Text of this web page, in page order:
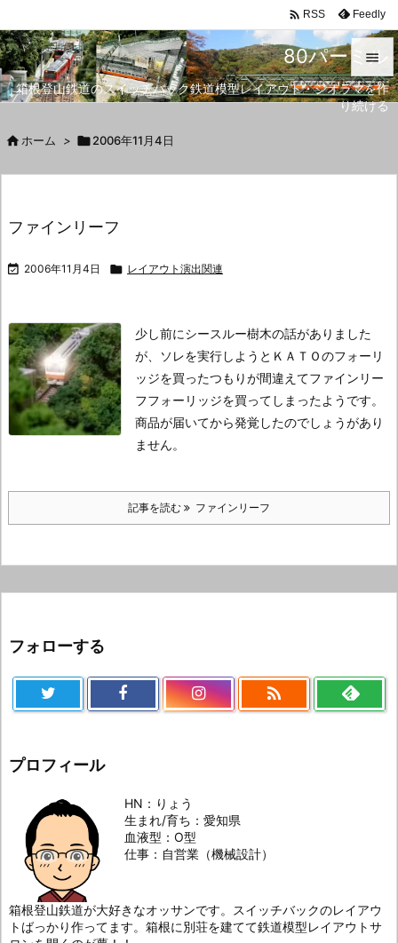
80パーミル
箱根登山鉄道のスイッチバック鉄道模型レイアウト・ジオラマを作
り続ける


メニュ
 RSS Feedly
 ホーム > 2006年11月4日
ファインリーフ
 2006年11月4日  レイアウト演出関連
少し前にシースルー樹木の話がありました
が、ソレを実行しようとＫＡＴＯのフォーリ
ッジを買ったつもりが間違えてファインリー
フフォーリッジを買ってしまったようです。
商品が届いてから発覚したのでしょうがあり
ません。
記事を読む ファインリーフ
フォローする

プロフィール
HN：りょう
生まれ/育ち：愛知県
血液型：O型
仕事：自営業（機械設計）
箱根登山鉄道が大好きなオッサンです。スイッチバックのレイアウ
トばっかり作ってます。箱根に別荘を建てて鉄道模型レイアウトサ